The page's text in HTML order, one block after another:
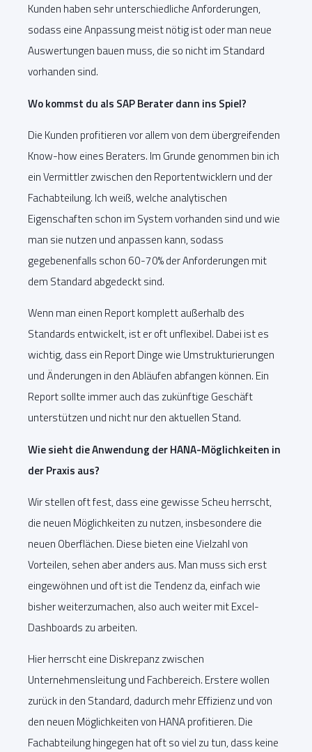
Kunden haben sehr unterschiedliche Anforderungen,
sodass eine Anpassung meist nötig ist oder man neue
Auswertungen bauen muss, die so nicht im Standard
vorhanden sind.
Wo kommst du als SAP Berater dann ins Spiel?
Die Kunden profitieren vor allem von dem übergreifenden
Know-how eines Beraters. Im Grunde genommen bin ich
ein Vermittler zwischen den Reportentwicklern und der
Fachabteilung. Ich weiß, welche analytischen
Eigenschaften schon im System vorhanden sind und wie
man sie nutzen und anpassen kann, sodass
gegebenenfalls schon 60-70% der Anforderungen mit
dem Standard abgedeckt sind.
Wenn man einen Report komplett außerhalb des
Standards entwickelt, ist er oft unflexibel. Dabei ist es
wichtig, dass ein Report Dinge wie Umstrukturierungen
und Änderungen in den Abläufen abfangen können. Ein
Report sollte immer auch das zukünftige Geschäft
unterstützen und nicht nur den aktuellen Stand.
Wie sieht die Anwendung der HANA-Möglichkeiten in
der Praxis aus?
Wir stellen oft fest, dass eine gewisse Scheu herrscht,
die neuen Möglichkeiten zu nutzen, insbesondere die
neuen Oberflächen. Diese bieten eine Vielzahl von
Vorteilen, sehen aber anders aus. Man muss sich erst
eingewöhnen und oft ist die Tendenz da, einfach wie
bisher weiterzumachen, also auch weiter mit Excel-
Dashboards zu arbeiten.
Hier herrscht eine Diskrepanz zwischen
Unternehmensleitung und Fachbereich. Erstere wollen
zurück in den Standard, dadurch mehr Effizienz und von
den neuen Möglichkeiten von HANA profitieren. Die
Fachabteilung hingegen hat oft so viel zu tun, dass keine